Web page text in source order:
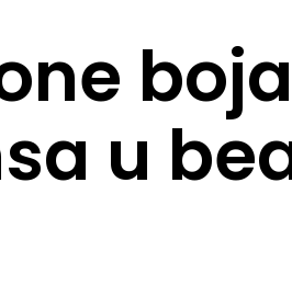
u